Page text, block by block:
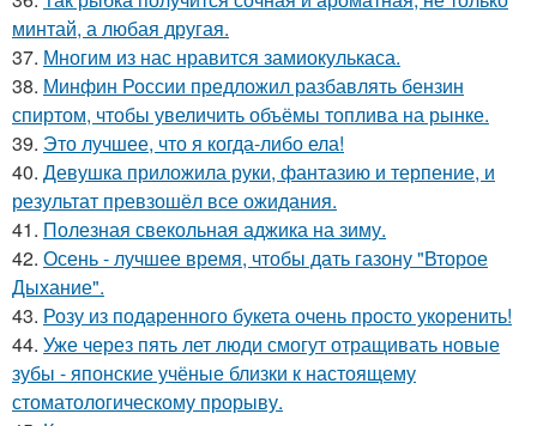
минтай, а любая другая.
37. Многим из нас нравится замиокулькаса.
38. Минфин России предложил разбавлять бензин
спиртом, чтобы увеличить объёмы топлива на рынке.
39. Это лучшее, что я когда-либо ела!
40. Девушка приложила руки, фантазию и терпение, и
результат превзошёл все ожидания.
41. Полезная свекольная аджика на зиму.
42. Осень - лучшее время, чтобы дать газону "Второе
Дыхание".
43. Розу из подаренного букета очень просто укoренить!
44. Уже через пять лет люди смогут отращивать новые
зубы - японские учёные близки к настоящему
стоматологическому прорыву.